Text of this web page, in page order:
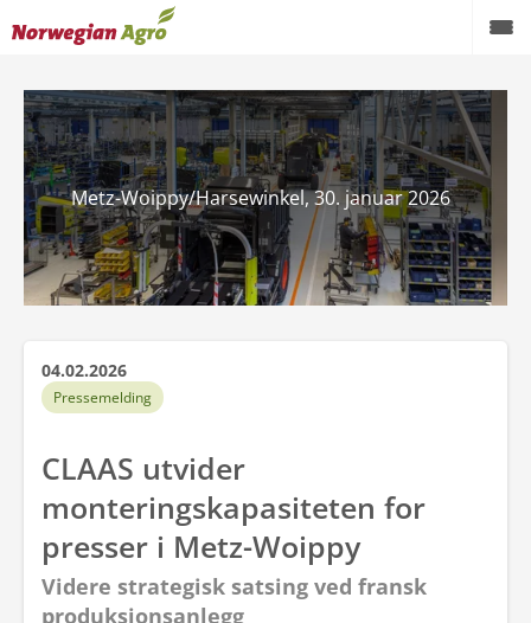
Metz-Woippy/Harsewinkel, 30. januar 2026
04.02.2026
Pressemelding
CLAAS utvider
monteringskapasiteten for
presser i Metz-Woippy
Videre strategisk satsing ved fransk
produksjonsanlegg
Produkter
Kampanjer
Brukte maskiner
Service og reservedeler
Aktuelt
Om oss
AgroNytt